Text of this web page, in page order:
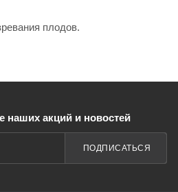
плодов.
наших акций и новостей
ПОДПИСАТЬСЯ